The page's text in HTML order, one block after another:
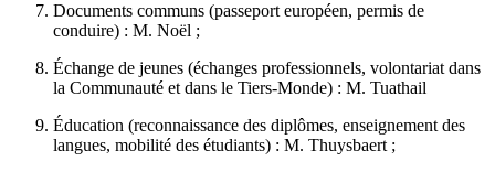
Documents communs (passeport européen, permis de
conduire) : M. Noël ;
Échange de jeunes (échanges professionnels, volontariat dans
la Communauté et dans le Tiers-Monde) : M. Tuathail
Éducation (reconnaissance des diplômes, enseignement des
langues, mobilité des étudiants) : M. Thuysbaert ;